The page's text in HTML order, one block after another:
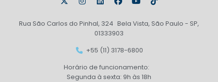
Rua São Carlos do Pinhal, 324 Bela Vista, São Paulo - SP,
01333903
+55 (11) 3178-6800
Horário de funcionamento:
Segunda à sexta: 9h às 18h